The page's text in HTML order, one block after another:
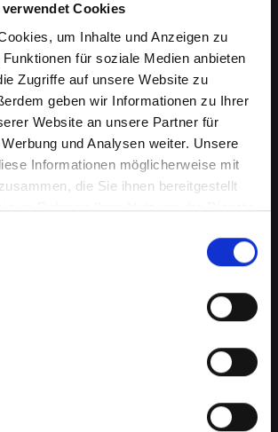
Cookies
um Inhalte und Anzeigen zu
für soziale Medien anbieten
Zugriffe auf unsere Website zu
geben wir Informationen zu Ihrer
Website an unsere Partner für
und Analysen weiter. Unsere
Informationen möglicherweise mit
die Sie ihnen bereitgestellt
im Rahmen Ihrer Nutzung der Dienste
bei Ihrem
11-PRO-MAX in Bad-
schnell beheben
oder defektes Display bei
11-PRO-MAX kann mehr als nur
Ärgernis sein. Es beeinträchtigt
verringert die
und kann sogar die Touch-
einschränken. Von Rissen bis zu